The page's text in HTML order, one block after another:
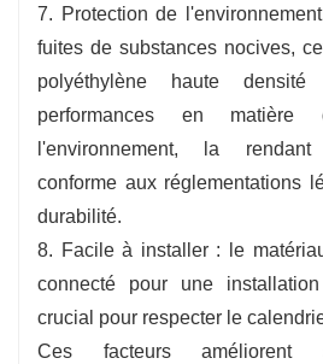
7. Protection de
fuites de substances nocives,
polyéthylène haute densité
performances en
l'environnement, la
conforme aux réglementations
durabilité.
8. Facile à installer : le
connecté pour une
crucial pour respecter le
Ces facteurs améliorent